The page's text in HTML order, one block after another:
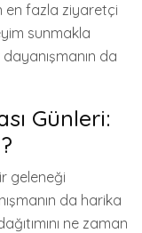
en fazla ziyaretçi
sunmakla
da
Günleri:
geleneği
da harika
ne zaman